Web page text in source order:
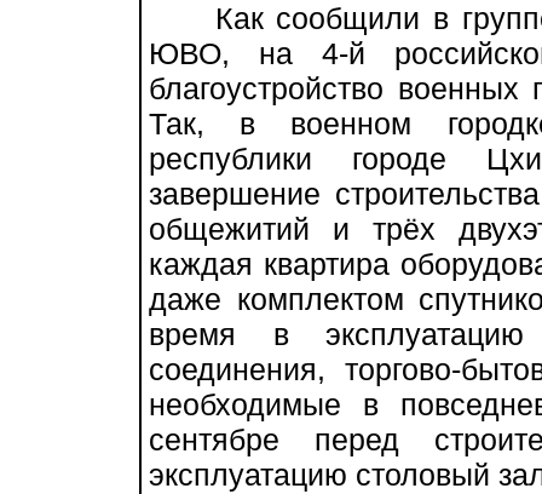
Как сообщили в группе
ЮВО, на 4-й
благоустройство
Так, в военном
республики городе
завершение
общежитий и трёх
каждая квартира
даже комплектом
время в
соединения, торгово-
необходимые в
сентябре перед
эксплуатацию столовый